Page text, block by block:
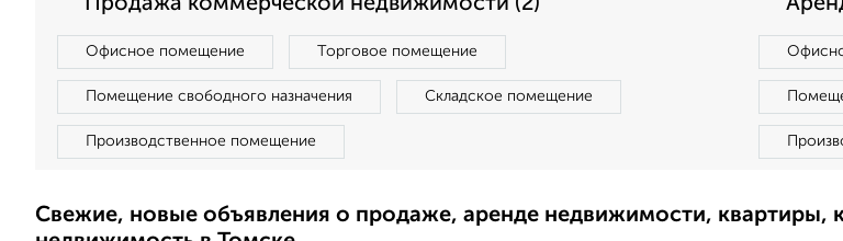
Продажа коммерческой недвижимости (2)
Офисное помещение Торговое помещение
Помещение свободного назначения Складское помещение
Производственное помещение
Свежие, новые объявления о продаже, аренде недвижимости,